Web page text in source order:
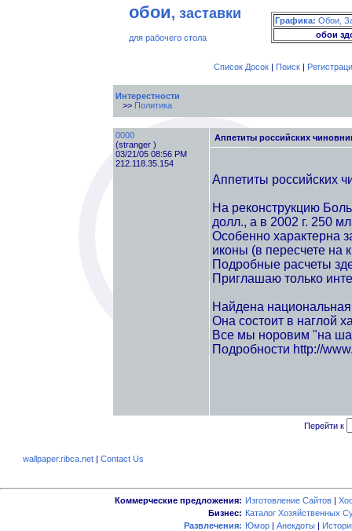
обои, заставки
для рабочего стола
Графика: Обои,
обои
Список Досок| Поиск|
Интерестности
>> Политика
0000
(stranger )
03/21/05 08:56 PM
212.118.35.154
Аппетиты российских
Аппетиты российских
На реконструкцию
долл., а в 2002 г. 250
Особенно характерна
иконы (в пересчете на
Подробные расчеты
Приглашаю только
Найдена
Она состоит в наглой
Все мы норовим "на
Подробности http://
Перейти к
wallpaper.ribca.net| Contact Us
Коммерческие предложения: Изготовление Сайтов |
Бизнес: Каталог Хозяйственных
Развлечения: Юмор | Анекдоты |